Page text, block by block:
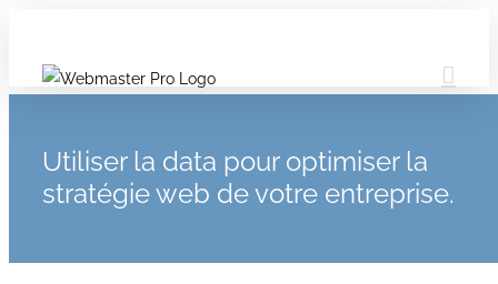
Utiliser la data pour optimiser la
stratégie web de votre entreprise.